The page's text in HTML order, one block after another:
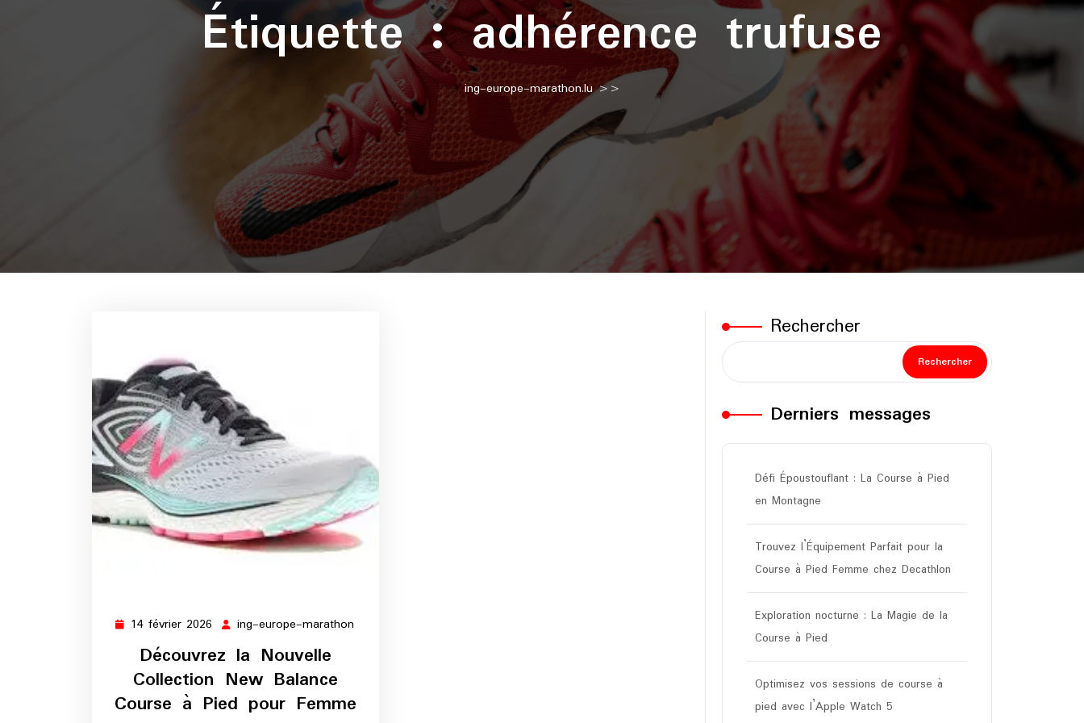
Étiquette :adhérence trufuse
ing-europe-marathon.lu>>
14 février 2026 14
février
2026
ing-europe-marathon
Découvrez la Nouvelle
Collection New Balance
Course à Pied pour Femme
Rechercher
Rechercher
Derniers messages
Défi Époustouflant : La Course à Pied
en Montagne
Trouvez l’Équipement Parfait pour la
Course à Pied Femme chez Decathlon
Exploration nocturne : La Magie de la
Course à Pied
Optimisez vos sessions de course à
pied avec l’Apple Watch 5